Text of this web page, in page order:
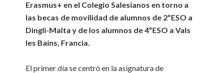
Erasmus+ en el Colegio Salesianos en torno a
las becas de movilidad de alumnos de 2ºESO a
Dingli-Malta y de los alumnos de 4ºESO a Vals
les Bains, Francia.
El primer día se centró en la asignatura de